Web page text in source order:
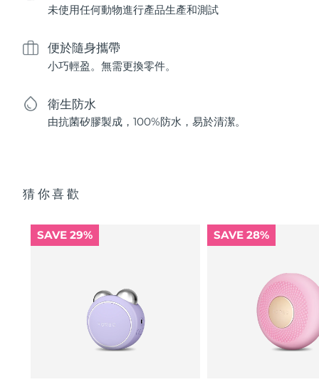
未使用任何動物進行產品生產和測試
便於隨身攜帶
小巧輕盈。無需更換零件。
衛生防水
由抗菌矽膠製成，100%防水，易於清潔。
猜你喜歡
SAVE 29% SAVE 28%